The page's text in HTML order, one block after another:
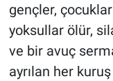
gençler,
yoksullar ölür,
ve bir avuç
ayrılan her